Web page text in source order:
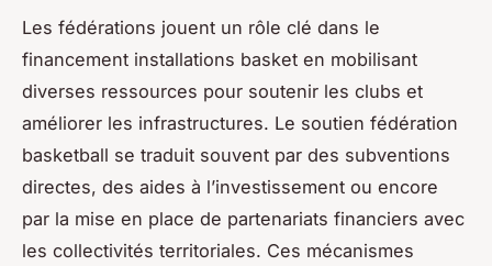
Les fédérations jouent un rôle clé dans le
financement installations basket en mobilisant
diverses ressources pour soutenir les clubs et
améliorer les infrastructures. Le soutien fédération
basketball se traduit souvent par des subventions
directes, des aides à l’investissement ou encore
par la mise en place de partenariats financiers avec
les collectivités territoriales. Ces mécanismes